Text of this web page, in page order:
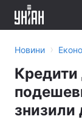
Новини ›
Кредити
знизили